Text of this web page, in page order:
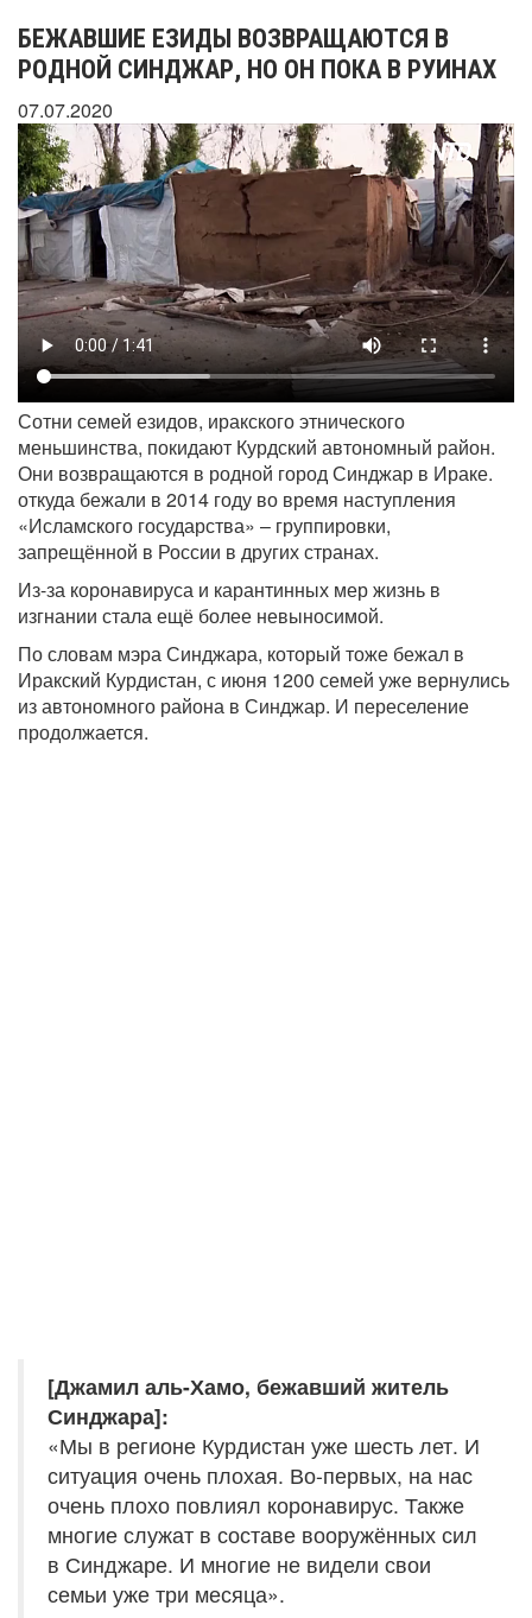
БЕЖАВШИЕ ЕЗИДЫ ВОЗВРАЩАЮТСЯ В
РОДНОЙ СИНДЖАР, НО ОН ПОКА В РУИНАХ
07.07.2020
Сотни семей езидов, иракского этнического
меньшинства, покидают Курдский автономный район.
Они возвращаются в родной город Синджар в Ираке.
откуда бежали в 2014 году во время наступления
«Исламского государства» – группировки,
запрещённой в России в других странах.
Из-за коронавируса и карантинных мер жизнь в
изгнании стала ещё более невыносимой.
По словам мэра Синджара, который тоже бежал в
Иракский Курдистан, с июня 1200 семей уже вернулись
из автономного района в Синджар. И переселение
продолжается.
[Джамил аль-Хамо, бежавший житель
Синджара]:
«Мы в регионе Курдистан уже шесть лет. И
ситуация очень плохая. Во-первых, на нас
очень плохо повлиял коронавирус. Также
многие служат в составе вооружённых сил
в Синджаре. И многие не видели свои
семьи уже три месяца».